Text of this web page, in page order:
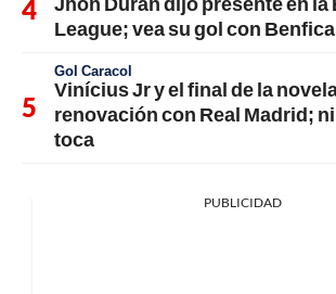
League; vea su gol con
Gol Caracol
Vinícius Jr y el final de la
renovación con Real Madrid;
toca
PUBLICIDAD